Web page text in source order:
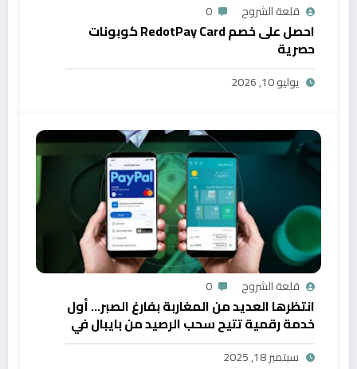
قلعة الشروح 0
احصل على خصم RedotPay Card كوبونات
حصرية
يوليو 10, 2026
قلعة الشروح 0
انتظرها العديد من المغاربة بفارغ الصبر… أول
خدمة رقمية تتيح سحب الرصيد من بايبال في
المغرب
سبتمبر 18, 2025